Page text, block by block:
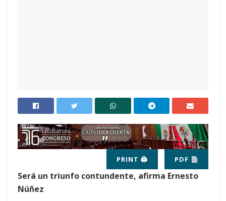
PRINT 🖨 PDF
Será un triunfo contundente, afirma Ernesto
Núñez